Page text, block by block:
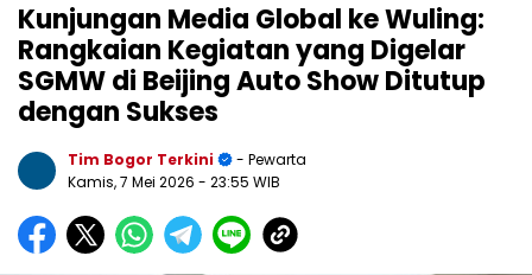
Kunjungan Media Global ke Wuling:
Rangkaian Kegiatan yang Digelar
SGMW di Beijing Auto Show Ditutup
dengan Sukses
Tim Bogor Terkini
- Pewarta
Kamis, 7 Mei 2026 - 23:55 WIB